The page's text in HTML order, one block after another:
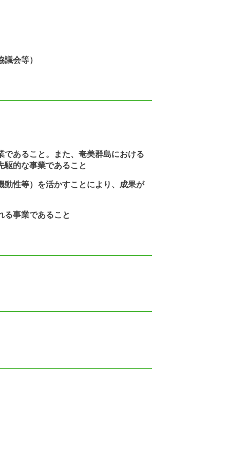
会等）
あること。また、奄美群島における
駆的な事業であること
性等）を活かすことにより、成果が
事業であること